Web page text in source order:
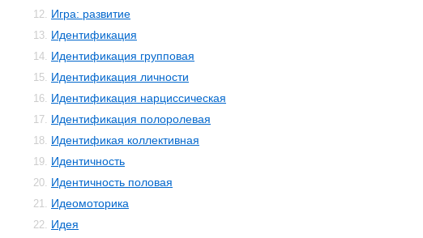
12. Игра: развитие
13. Идентификация
14. Идентификация групповая
15. Идентификация личности
16. Идентификация нарциссическая
17. Идентификация полоролевая
18. Идентификая коллективная
19. Идентичность
20. Идентичность половая
21. Идеомоторика
22. Идея